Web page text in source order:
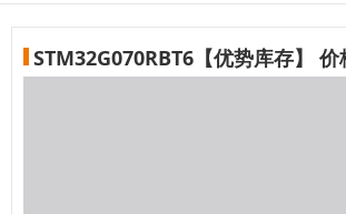
STM32G070RBT6【优势库存】 价